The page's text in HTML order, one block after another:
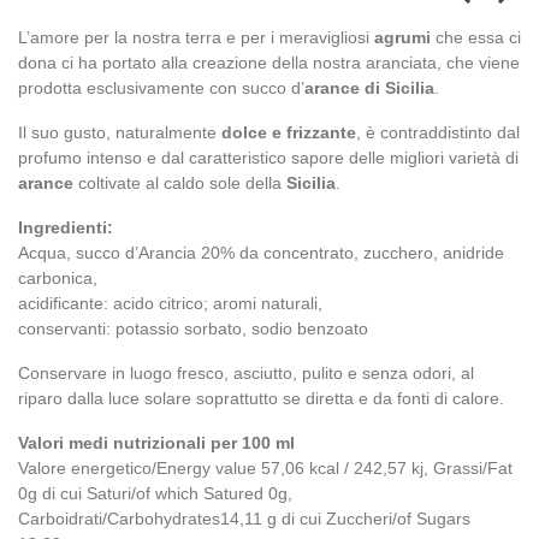
L’amore per la nostra terra e per i meravigliosi agrumi che essa ci
dona ci ha portato alla creazione della nostra aranciata, che viene
prodotta esclusivamente con succo d’arance di Sicilia
Il suo gusto, naturalmente dolce e frizzante , è contraddistinto dal
profumo intenso e dal caratteristico sapore delle migliori varietà di
arance coltivate al caldo sole della Sicilia
Ingredienti:
Acqua, succo d’Arancia 20% da concentrato, zucchero, anidride
carbonica,
acidificante: acido citrico; aromi naturali,
conservanti: potassio sorbato, sodio benzoato
Conservare in luogo fresco, asciutto, pulito e senza odori, al
riparo dalla luce solare soprattutto se diretta e da fonti di calore.
Valori medi nutrizionali per 100 ml
Valore energetico/Energy value 57,06 kcal / 242,57 kj, Grassi/Fat
0g di cui Saturi/of which Satured 0g,
Carboidrati/Carbohydrates14,11 g di cui Zuccheri/of Sugars